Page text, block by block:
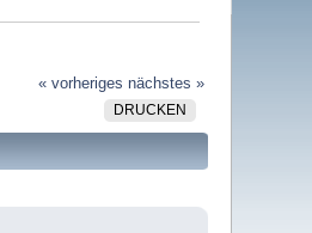
« vorheriges nächstes »
DRUCKEN